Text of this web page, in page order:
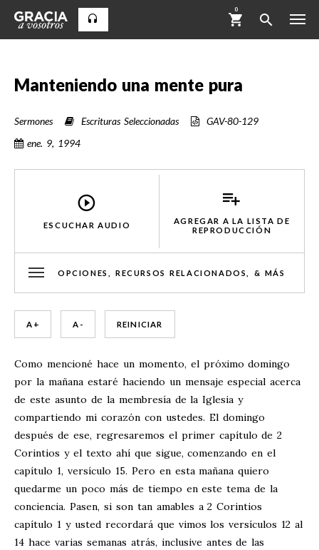
0
Manteniendo una mente pura
Sermones Escrituras Seleccionadas
GAV-80-129
ene. 9, 1994
ESCUCHAR AUDIO
AGREGAR A LA LISTA DE
REPRODUCCIÓN
OPCIONES, RECURSOS RELACIONADOS, & MÁS
A + A - REINICIAR
Como mencioné hace un momento, el próximo domingo
por la mañana estaré haciendo un mensaje especial acerca
de este asunto de la membresía de la Iglesia y
compartiendo mi corazón con ustedes. El domingo
después de ese, regresaremos el primer capítulo de 2
Corintios y el texto ahí que sigue, comenzando en el
capítulo 1, versículo 15. Pero en esta mañana quiero
quedarme un poco más de tiempo en este tema de la
conciencia. Pasen, si son tan amables a 2 Corintios
capítulo 1 y usted recordará que vimos los versículos 12 al
14 hace varias semanas atrás, inclusive antes de las